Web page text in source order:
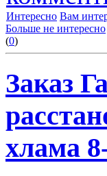
Интересно Вам
Больше не интересно
(0)
Заказ
хлама